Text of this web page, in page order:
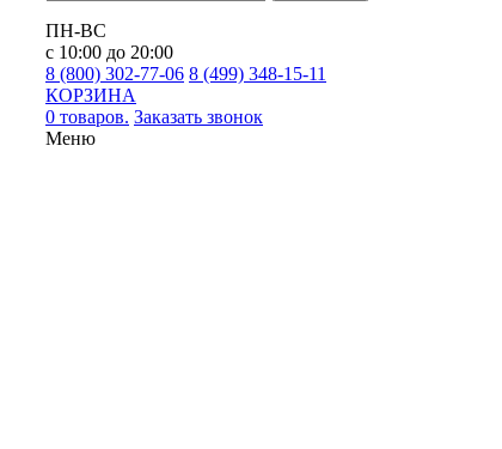
ПН-ВС
с 10:00 до 20:00
8 (800) 302-77-06 8 (499) 348-15-11
КОРЗИНА
0 товаров. Заказать звонок
Меню